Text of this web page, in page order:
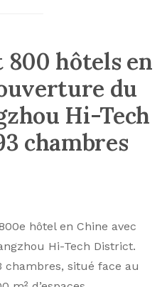
hôtels en
du
Hi-Tech
chambres
hôtel en Chine avec
Hi-Tech District.
chambres, situé face au